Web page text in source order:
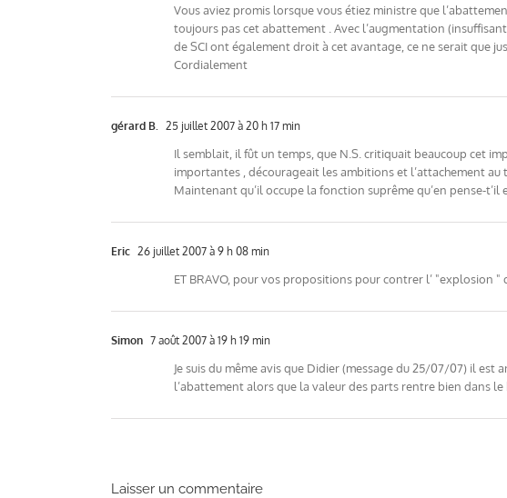
Vous aviez promis lorsque vous étiez ministre que
toujours pas cet abattement . Avec l’augmentation
de SCI ont également droit à cet avantage, ce ne serait que
Cordialement
gérard B. 25 juillet 2007 à 20 h 17 min
Il semblait, il fût un temps, que N.S. critiquait beaucoup cet
importantes , décourageait les ambitions et l’attachement
Maintenant qu’il occupe la fonction suprême qu’en pense-t’il
Eric 26 juillet 2007 à 9 h 08 min
ET BRAVO, pour vos propositions pour contrer l’ "explosion "
Simon 7 août 2007 à 19 h 19 min
Je suis du même avis que Didier (message du 25/07/07) il
l’abattement alors que la valeur des parts rentre bien dans
Laisser un commentaire